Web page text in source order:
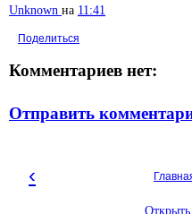
Unknown на 11:41
Поделиться
Комментариев нет:
Отправить
‹